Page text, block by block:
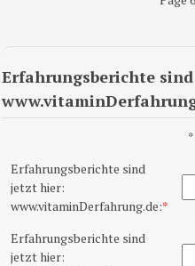
Erfahrungsberichte
*
Erfahrungsberichte sind
jetzt hier:
www.vitaminDerfahrung.de:*
Erfahrungsberichte sind
jetzt hier: